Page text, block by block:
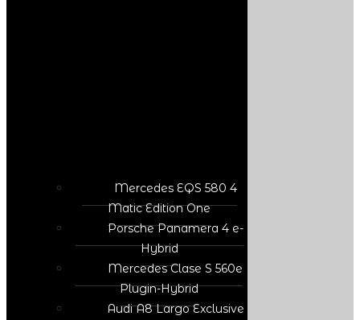
Mercedes EQS 580 4
Matic Edition One
Porsche Panamera 4 e-
Hybrid
Mercedes Clase S 560e
Plugin-Hybrid
Audi A8 Largo Exclusive